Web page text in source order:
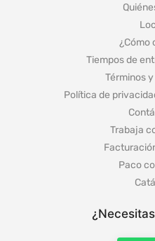
¿Cómo
Tiempos de
Términos
Política de
Trabaja
Paco